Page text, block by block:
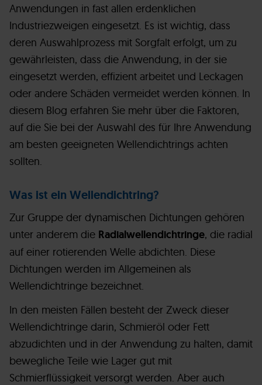
Anwendungen in fast allen erdenklichen
Industriezweigen eingesetzt. Es ist wichtig, dass
deren Auswahlprozess mit Sorgfalt erfolgt, um zu
gewährleisten, dass die Anwendung, in der sie
eingesetzt werden, effizient arbeitet und Leckagen
oder andere Schäden vermeidet werden können. In
diesem Blog erfahren Sie mehr über die Faktoren,
auf die Sie bei der Auswahl des für Ihre Anwendung
am besten geeigneten Wellendichtrings achten
sollten.
Was ist ein Wellendichtring?
Zur Gruppe der dynamischen Dichtungen gehören
unter anderem die Radialwellendichtringe, die radial
auf einer rotierenden Welle abdichten. Diese
Dichtungen werden im Allgemeinen als
Wellendichtringe bezeichnet.
In den meisten Fällen besteht der Zweck dieser
Wellendichtringe darin, Schmieröl oder Fett
abzudichten und in der Anwendung zu halten, damit
bewegliche Teile wie Lager gut mit
Schmierflüssigkeit versorgt werden. Aber auch